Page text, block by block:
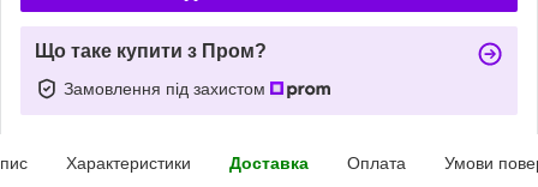
Що таке купити з Пром?
Замовлення під захистом
Характеристики Доставка Оплата Умови